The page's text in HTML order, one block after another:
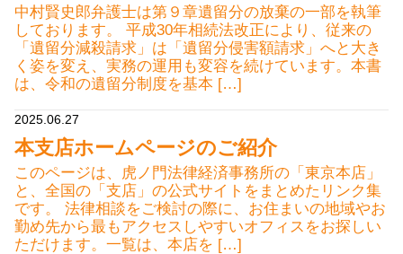
中村賢史郎弁護士は第９章遺留分の放棄の一部を執筆
しております。 平成30年相続法改正により、従来の
「遺留分減殺請求」は「遺留分侵害額請求」へと大き
く姿を変え、実務の運用も変容を続けています。本書
は、令和の遺留分制度を基本 […]
2025.06.27
本支店ホームページのご紹介
このページは、虎ノ門法律経済事務所の「東京本店」
と、全国の「支店」の公式サイトをまとめたリンク集
です。 法律相談をご検討の際に、お住まいの地域やお
勤め先から最もアクセスしやすいオフィスをお探しい
ただけます。一覧は、本店を […]